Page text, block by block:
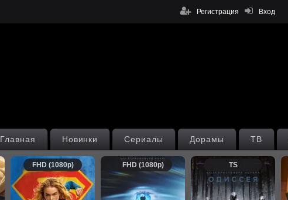
Вход
Регистрация
ТВ
Дорамы
Сериалы
Новинки
Главная
FHD (1080p) FHD (1080p) TS